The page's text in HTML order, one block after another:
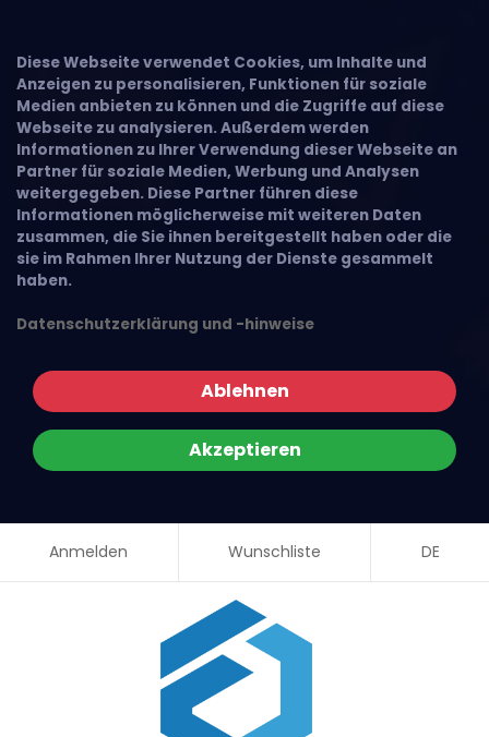
Diese Webseite verwendet Cookies, um Inhalte und
Anzeigen zu personalisieren, Funktionen für soziale
Medien anbieten zu können und die Zugriffe auf diese
Webseite zu analysieren. Außerdem werden
Informationen zu Ihrer Verwendung dieser Webseite an
Partner für soziale Medien, Werbung und Analysen
weitergegeben. Diese Partner führen diese
Informationen möglicherweise mit weiteren Daten
zusammen, die Sie ihnen bereitgestellt haben oder die
sie im Rahmen Ihrer Nutzung der Dienste gesammelt
haben.
Datenschutzerklärung und -hinweise
Ablehnen
Akzeptieren
Anmelden Wunschliste DE